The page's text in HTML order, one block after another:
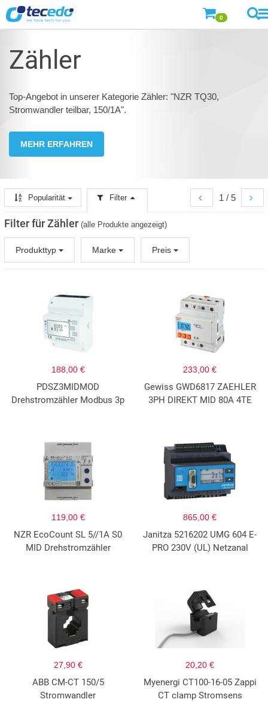
0
Zähler
Top-Angebot in unserer Kategorie Zähler: "NZR TQ30,
Stromwandler teilbar, 150/1A".
MEHR ERFAHREN
1 / 5
Popularität Filter
Filter für Zähler (alle Produkte angezeigt)
Produkttyp Marke Preis
188,00 €
PDSZ3MIDMOD
Drehstromzähler Modbus 3p
233,00 €
Gewiss GWD6817 ZAEHLER
3PH DIREKT MID 80A 4TE
119,00 €
NZR EcoCount SL 5//1A S0
MID Drehstromzähler
865,00 €
Janitza 5216202 UMG 604 E-
PRO 230V (UL) Netzanal
27,90 €
ABB CM-CT 150/5
Stromwandler
20,20 €
Myenergi CT100-16-05 Zappi
CT clamp Stromsens